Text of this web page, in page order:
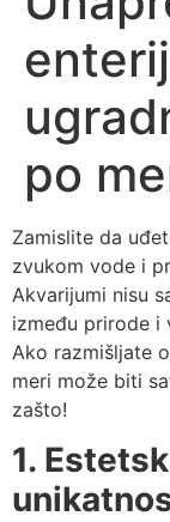
po
Zamislite da
zvukom vode i
Akvarijumi nisu
između prirode i
Ako razmišljate
meri može biti
zašto!
1.